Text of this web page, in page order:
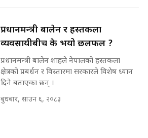
नोट मन्त्रीलाई घुस | SIDHAKURA |
SIDHAKURA INVESTIGATION |
मृतकका परिवारप्रति मेडिकल काउन्सीलको
|| THE REPORTER ||
प्रधानमन्त्री बालेन र हस्तकला
व्यवसायीबीच के भयो छलफल ?
प्रधानमन्त्री बालेन शाहले नेपालको हस्तकला
क्षेत्रको प्रबर्धन र विस्तारमा सरकारले विशेष ध्यान
दिने बताएका छन् ।
बुधबार, साउन ६, २०८३